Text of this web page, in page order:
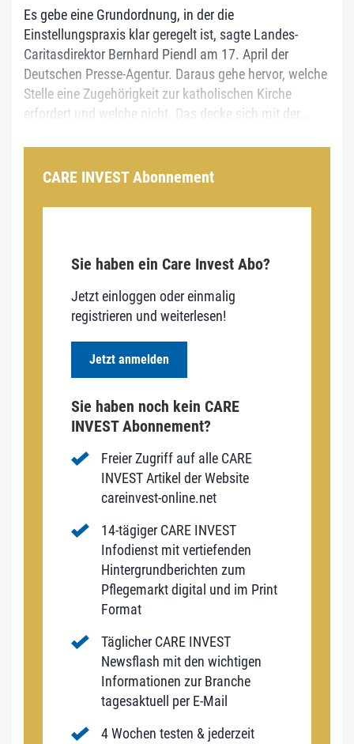
Es gebe eine Grundordnung, in der die
Einstellungspraxis klar geregelt ist, sagte Landes-
Caritasdirektor Bernhard Piendl am 17. April der
Deutschen Presse-Agentur. Daraus gehe hervor, welche
Stelle eine Zugehörigkeit zur katholischen Kirche
erfordert und welche nicht. Das decke sich mit der...
CARE INVEST Abonnement
Sie haben ein Care Invest Abo?
Jetzt einloggen oder einmalig
registrieren und weiterlesen!
Jetzt anmelden
Sie haben noch kein CARE
INVEST Abonnement?
Freier Zugriff auf alle CARE
INVEST Artikel der Website
careinvest-online.net
14-tägiger CARE INVEST
Infodienst mit vertiefenden
Hintergrundberichten zum
Pflegemarkt digital und im Print
Format
Täglicher CARE INVEST
Newsflash mit den wichtigen
Informationen zur Branche
tagesaktuell per E-Mail
4 Wochen testen & jederzeit